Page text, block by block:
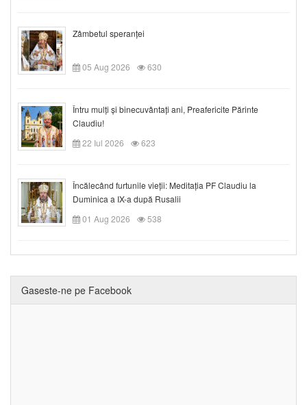
Zâmbetul speranței
05 Aug 2026 630
Întru mulți și binecuvântați ani, Preafericite Părinte
Claudiu!
22 Iul 2026
623
Încălecând furtunile vieții: Meditația PF Claudiu la
Duminica a IX-a după Rusalii
01 Aug 2026
538
Gaseste-ne pe Facebook